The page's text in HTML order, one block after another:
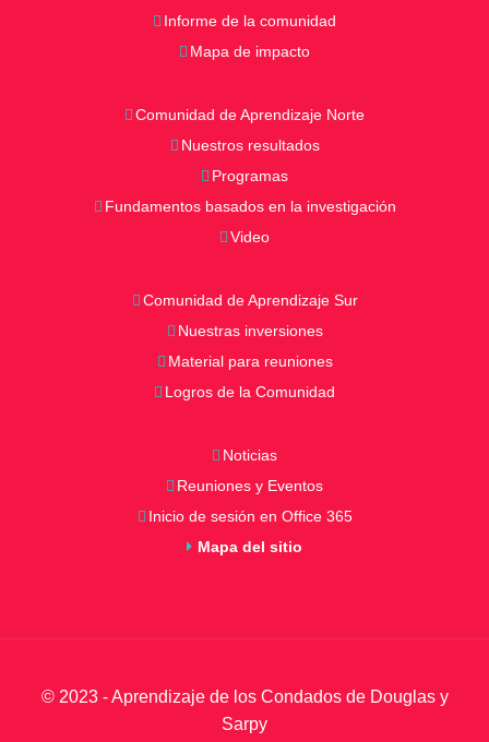
Informe de la comunidad
Mapa de impacto
Comunidad de Aprendizaje Norte
Nuestros resultados
Programas
Fundamentos basados en la investigación
Video
Comunidad de Aprendizaje Sur
Nuestras inversiones
Material para reuniones
Logros de la Comunidad
Noticias
Reuniones y Eventos
Inicio de sesión en Office 365
Mapa del sitio
© 2023 - Aprendizaje de los Condados de Douglas y
Sarpy